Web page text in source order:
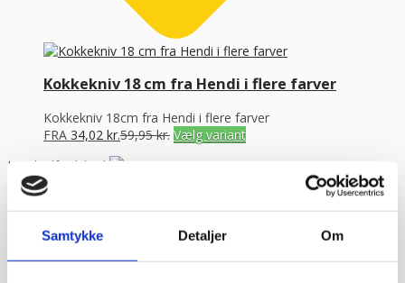
Samtykke Detaljer Om
Kokkekniv 18 cm fra Hendi i flere farver
Kokkekniv 18cm fra Hendi i flere farver
FRA 34,02 kr.59,95kr. Vælg variant
Kundetilfredshed
“Altid flinke og hjælpsom”
“Altid søde, hjælpsomme og kompetente !”
Vurderet af Læse
“Anette var rigtig sød, venlig og imødekommende kommende. Fik